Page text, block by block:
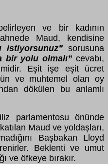
ve bir kadının
Maud, kendisine
istiyorsunuz” sorusuna
bir yolu olmalı”cevabı,
Eşit işe eşit ücret
ve muhtemel olan oy
dökülen bu anlamlı
parlamentosu önünde
Maud ve yoldaşları,
Başbakan Lloyd
Beklenti ve umut
ve öfkeye bırakır.